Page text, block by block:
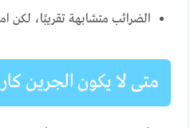
الضرائب متشابهة تقريبًا، لكن
متى لا يكون الجرين